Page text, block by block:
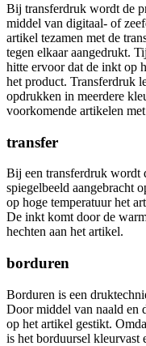
Bij transferdruk wordt de
middel van digitaal- of
artikel tezamen met de
tegen elkaar aangedrukt.
hitte ervoor dat de inkt op
het product. Transferdruk
opdrukken in meerdere
voorkomende artikelen
transfer
Bij een transferdruk wordt
spiegelbeeld aangebracht
op hoge temperatuur het
De inkt komt door de
hechten aan het artikel.
borduren
Borduren is een
Door middel van naald en
op het artikel gestikt.
is het borduursel kleurvast